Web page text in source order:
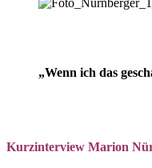
„Wenn ich das
Kurzinterview Marion